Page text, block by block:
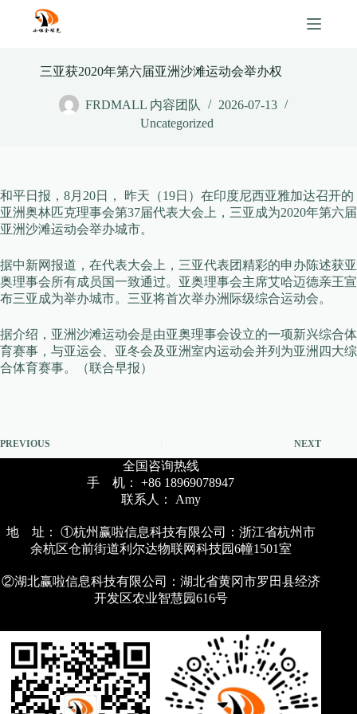
content
三亚获2020年第六届亚洲沙滩运动会举办权
FRDMALL 内容团队
2026-07-13
Uncategorized
和平日报，8月20日， 昨天（19日）在印度尼西亚雅加达召开的
亚洲奥林匹克理事会第37届代表大会上，三亚成为2020年第六届
亚洲沙滩运动会举办城市。
据中新网报道，在代表大会上，三亚代表团精彩的申办陈述获亚
奥理事会所有成员国一致通过。亚奥理事会主席艾哈迈德亲王宣
布三亚成为举办城市。三亚将首次举办洲际级综合运动会。
据介绍，亚洲沙滩运动会是由亚奥理事会设立的一项新兴综合体
育赛事，与亚运会、亚冬会及亚洲室内运动会并列为亚洲四大综
合体育赛事。（联合早报）
PREVIOUS NEXT
全国咨询热线
手 机： +86 18969078947
联系人： Amy
地 址： ①杭州赢啦信息科技有限公司：浙江省杭州市
余杭区仓前街道利尔达物联网科技园6幢1501室
②湖北赢啦信息科技有限公司：湖北省黄冈市罗田县经济
开发区农业智慧园616号